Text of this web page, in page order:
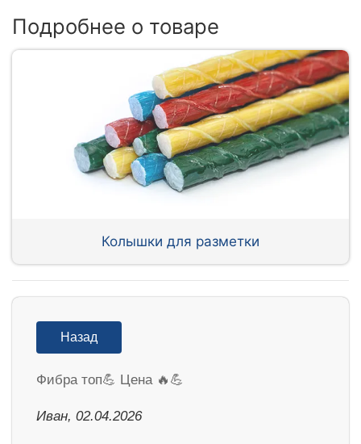
Подробнее о товаре
Колышки для разметки
Назад
Фибра топ💪 Цена 🔥💪
Иван, 02.04.2026